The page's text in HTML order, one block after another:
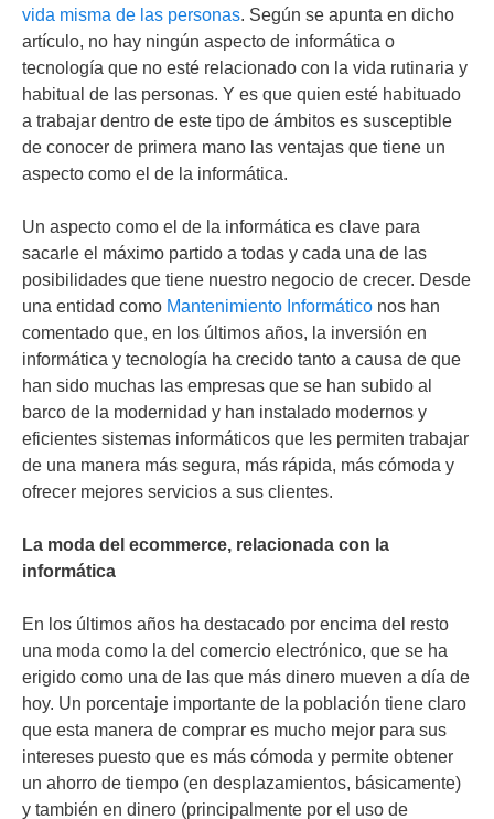
vida misma de las personas. Según se apunta en dicho
artículo, no hay ningún aspecto de informática o
tecnología que no esté relacionado con la vida rutinaria y
habitual de las personas. Y es que quien esté habituado
a trabajar dentro de este tipo de ámbitos es susceptible
de conocer de primera mano las ventajas que tiene un
aspecto como el de la informática.
Un aspecto como el de la informática es clave para
sacarle el máximo partido a todas y cada una de las
posibilidades que tiene nuestro negocio de crecer. Desde
una entidad como Mantenimiento Informático nos han
comentado que, en los últimos años, la inversión en
informática y tecnología ha crecido tanto a causa de que
han sido muchas las empresas que se han subido al
barco de la modernidad y han instalado modernos y
eficientes sistemas informáticos que les permiten trabajar
de una manera más segura, más rápida, más cómoda y
ofrecer mejores servicios a sus clientes.
La moda del ecommerce, relacionada con la
informática
En los últimos años ha destacado por encima del resto
una moda como la del comercio electrónico, que se ha
erigido como una de las que más dinero mueven a día de
hoy. Un porcentaje importante de la población tiene claro
que esta manera de comprar es mucho mejor para sus
intereses puesto que es más cómoda y permite obtener
un ahorro de tiempo (en desplazamientos, básicamente)
y también en dinero (principalmente por el uso de